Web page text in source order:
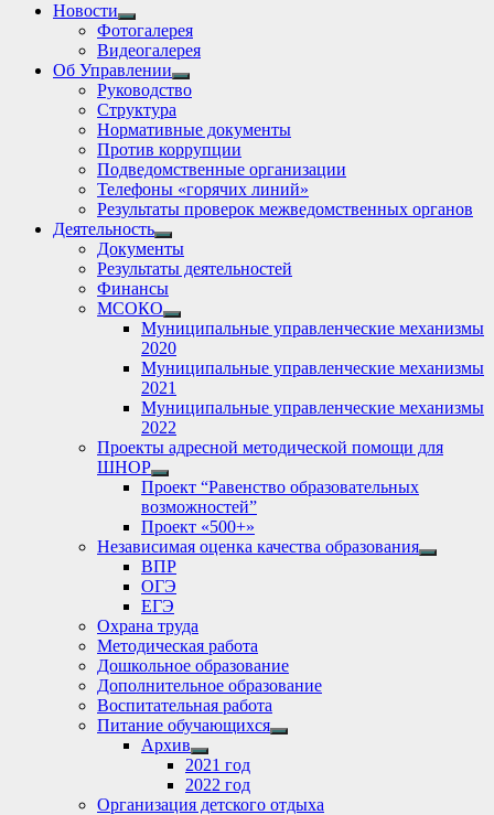
Новости
Show
sub
menu
Фотогалерея
Видеогалерея
Об Управлении
Show
sub
Руководство
Структура
Нормативные документы
Против коррупции
Подведомственные организации
Телефоны «горячих линий»
Результаты проверок межведомственных органов
Деятельность
Show
sub
menu
Документы
Результаты деятельностей
Финансы
МСОКО
Show
sub
menu
Муниципальные управленческие механизмы
2020
Муниципальные управленческие механизмы
2021
Муниципальные управленческие механизмы
2022
Проекты адресной методической помощи для
ШНОР
Show
sub
menu
Проект “Равенство образовательных
возможностей”
Проект «500+»
Независимая оценка качества образования
Show
ВПР
ОГЭ
ЕГЭ
Охрана труда
Методическая работа
Дошкольное образование
Дополнительное образование
Воспитательная работа
Питание обучающихся
Show
Архив
Show
sub
menu
2021 год
2022 год
Организация детского отдыха